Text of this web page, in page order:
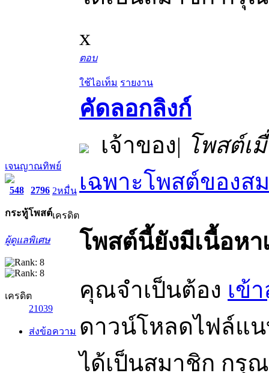
x
ตอบ
ใช้ไอเท็ม รายงาน
เจนญาณทิพย์
548
กระทู้
2796
โพสต์
2หมื่น
เครดิต
ผู้ดูแลพิเศษ
เครดิต
21039
ส่งข้อความ
คัดลอกลิงก์
เจ้าของ| โพสต์เ
เฉพาะโพสต์ของส
โพสต์นี้ยังมีเนื้อหา
คุณจำเป็นต้อง เข้
ดาวน์โหลดไฟล์แ
ได้เป็นสมาชิก กรุ